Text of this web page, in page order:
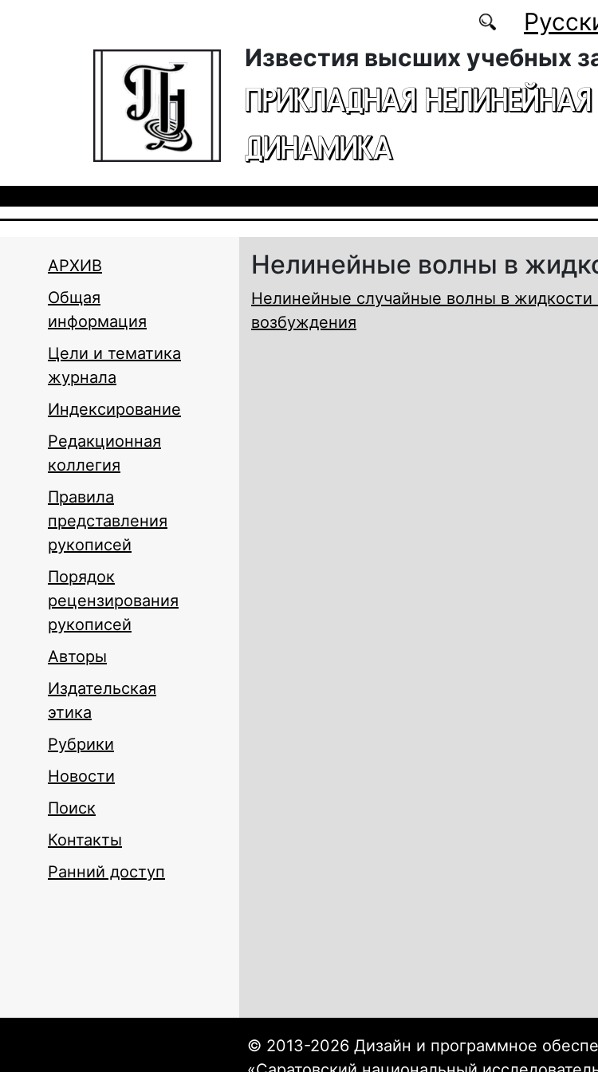
Известия высших учебных
ПРИКЛАДНАЯ НЕЛИНЕЙНАЯ
ДИНАМИКА
АРХИВ
Общая
информация
Цели и тематика
журнала
Индексирование
Редакционная
коллегия
Правила
представления
рукописей
Порядок
рецензирования
рукописей
Авторы
Издательская
этика
Рубрики
Новости
Поиск
Контакты
Ранний доступ
Нелинейные волны в
Нелинейные случайные волны в жидкости
возбуждения
© 2013-2026 Дизайн и программное